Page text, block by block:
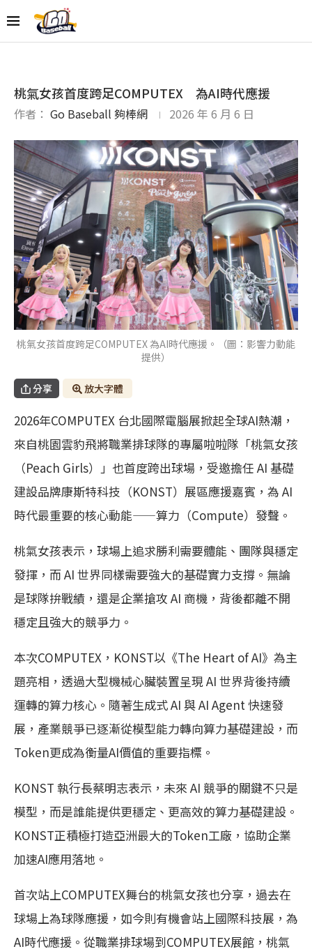
桃氣女孩首度跨足COMPUTEX 為AI時代應援
作者： Go Baseball 夠棒網 2026 年 6 月 6 日
桃氣女孩首度跨足COMPUTEX 為AI時代應援。（圖：影響力動能
提供）
分享 放大字體
2026年COMPUTEX 台北國際電腦展掀起全球AI熱潮，
來自桃園雲豹飛將職業排球隊的專屬啦啦隊「桃氣女孩
（Peach Girls）」也首度跨出球場，受邀擔任 AI 基礎
建設品牌康斯特科技（KONST）展區應援嘉賓，為 AI
時代最重要的核心動能——算力（Compute）發聲。
桃氣女孩表示，球場上追求勝利需要體能、團隊與穩定
發揮，而 AI 世界同樣需要強大的基礎實力支撐。無論
是球隊拚戰績，還是企業搶攻 AI 商機，背後都離不開
穩定且強大的競爭力。
本次COMPUTEX，KONST以《The Heart of AI》為主
題亮相，透過大型機械心臟裝置呈現 AI 世界背後持續
運轉的算力核心。隨著生成式 AI 與 AI Agent 快速發
展，產業競爭已逐漸從模型能力轉向算力基礎建設，而
Token更成為衡量AI價值的重要指標。
KONST 執行長蔡明志表示，未來 AI 競爭的關鍵不只是
模型，而是誰能提供更穩定、更高效的算力基礎建設。
KONST正積極打造亞洲最大的Token工廠，協助企業
加速AI應用落地。
首次站上COMPUTEX舞台的桃氣女孩也分享，過去在
球場上為球隊應援，如今則有機會站上國際科技展，為
AI時代應援。從職業排球場到COMPUTEX展館，桃氣